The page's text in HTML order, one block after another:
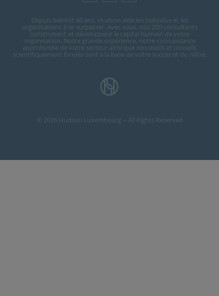
Depuis bientôt 40 ans, Hudson aide les individus et les
organisations à se surpasser. Avec vous, nos 250 consultants
construisent et développent le capital humain de votre
organisation. Notre grande expérience, notre connaissance
approfondie de votre secteur ainsi que nos outils et conseils
scientifiquement fondés sont à la base de votre succès et du nôtre.
© 2026 Hudson Luxembourg -- All Rights Reserved